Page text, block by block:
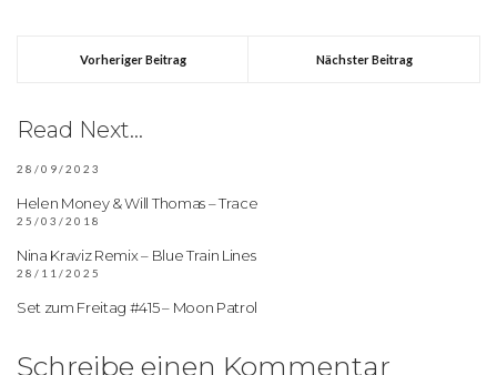
Vorheriger Beitrag Nächster Beitrag
Read Next...
28/09/2023
Helen Money & Will Thomas – Trace
25/03/2018
Nina Kraviz Remix – Blue Train Lines
28/11/2025
Set zum Freitag #415 – Moon Patrol
Schreibe einen Kommentar